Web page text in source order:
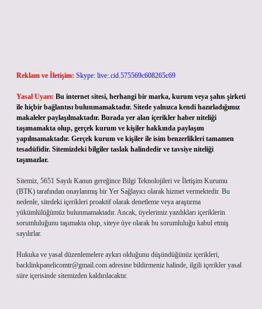
Reklam ve İletişim: Skype: live:.cid.575569c608265c69
Yasal Uyarı: Bu internet sitesi, herhangi bir marka, kurum veya şahıs şirketi
ile hiçbir bağlantısı bulunmamaktadır. Sitede yalnızca kendi hazırladığımız
makaleler paylaşılmaktadır. Burada yer alan içerikler haber niteliği
taşımamakta olup, gerçek kurum ve kişiler hakkında paylaşım
yapılmamaktadır. Gerçek kurum ve kişiler ile isim benzerlikleri tamamen
tesadüfidir. Sitemizdeki bilgiler taslak halindedir ve tavsiye niteliği
taşımazlar.
Sitemiz, 5651 Sayılı Kanun gereğince Bilgi Teknolojileri ve İletişim Kurumu
(BTK) tarafından onaylanmış bir Yer Sağlayıcı olarak hizmet vermektedir. Bu
nedenle, sitedeki içerikleri proaktif olarak denetleme veya araştırma
yükümlülüğümüz bulunmamaktadır. Ancak, üyelerimiz yazdıkları içeriklerin
sorumluluğunu taşımakta olup, siteye üye olarak bu sorumluluğu kabul etmiş
sayılırlar.
Hukuka ve yasal düzenlemelere aykırı olduğunu düşündüğünüz içerikleri,
backlinkpanelicomtr@gmail.com adresine bildirmeniz halinde, ilgili içerikler yasal
süre içerisinde sitemizden kaldırılacaktır.